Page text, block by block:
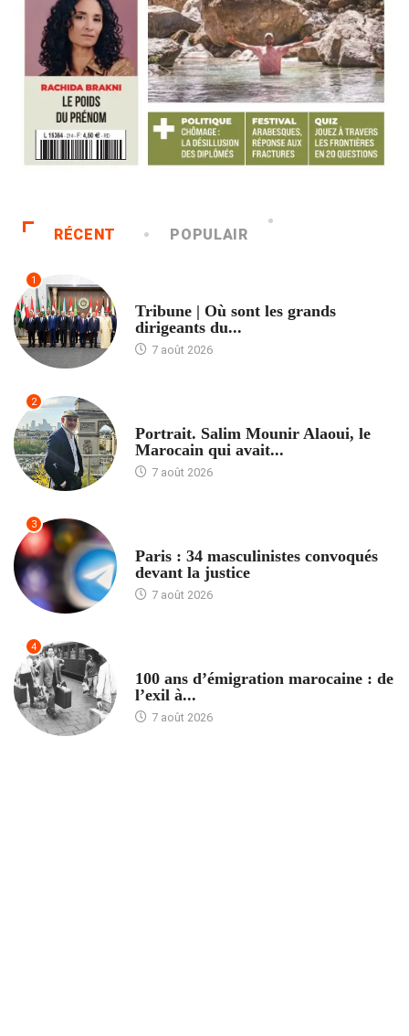
RÉCENT POPULAIR
1
Tribune | Où sont les grands
dirigeants du...
7 août 2026
2
Portrait. Salim Mounir Alaoui, le
Marocain qui avait...
7 août 2026
3
Paris : 34 masculinistes convoqués
devant la justice
7 août 2026
4
100 ans d’émigration marocaine : de
l’exil à...
7 août 2026